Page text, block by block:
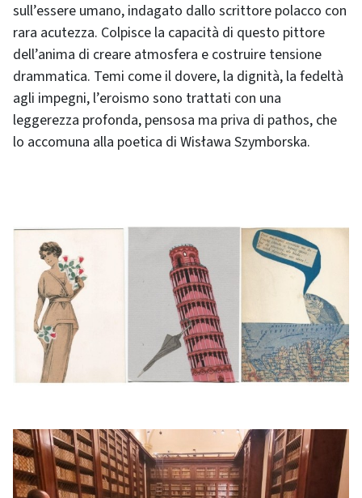
sull’essere umano, indagato dallo scrittore polacco con
rara acutezza. Colpisce la capacità di questo pittore
dell’anima di creare atmosfera e costruire tensione
drammatica. Temi come il dovere, la dignità, la fedeltà
agli impegni, l’eroismo sono trattati con una
leggerezza profonda, pensosa ma priva di pathos, che
lo accomuna alla poetica di Wisława Szymborska.